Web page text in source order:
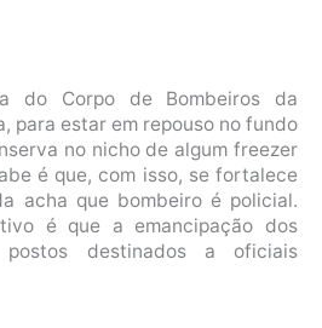
do Corpo de Bombeiros da
para estar em repouso no fundo
no nicho de algum freezer
é que, com isso, se fortalece
acha que bombeiro é policial.
é que a emancipação dos
postos destinados a oficiais